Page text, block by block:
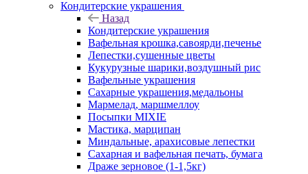
Кондитерские украшения
Назад
Кондитерские украшения
Вафельная крошка,савоярди,печенье
Лепестки,сушенные цветы
Кукурузные шарики,воздушный рис
Вафельные украшения
Сахарные украшения,медальоны
Мармелад, маршмеллоу
Посыпки MIXIE
Мастика, марципан
Миндальные, арахисовые лепестки
Сахарная и вафельная печать, бумага
Драже зерновое (1-1,5кг)